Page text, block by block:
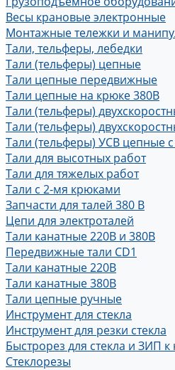
Весы крановые электронные
Монтажные тележки и
Тали, тельферы, лебедки
Тали (тельферы) цепные
Тали цепные передвижные
Тали цепные на крюке 380В
Тали (тельферы)
Тали (тельферы)
Тали (тельферы) УСВ цепные
Тали для высотных работ
Тали для тяжелых работ
Тали с 2-мя крюками
Запчасти для талей 380 В
Цепи для электроталей
Тали канатные 220В и 380В
Передвижные тали CD1
Тали канатные 220В
Тали канатные 380В
Тали цепные ручные
Инструмент для стекла
Инструмент для резки стекла
Быстрорез для стекла и ЗИП
Стеклорезы